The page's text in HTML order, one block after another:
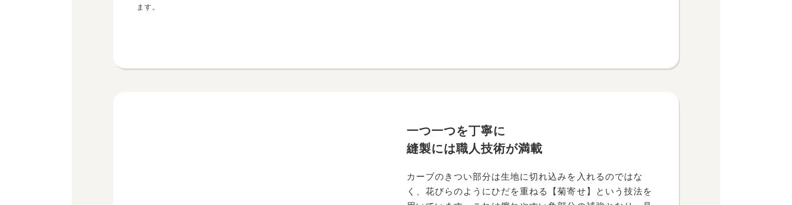
ます。
一つ一つを丁寧に
縫製には職人技術が満載
カーブのきつい部分は生地に切れ込みを入れるのではな
く、花びらのようにひだを重ねる【菊寄せ】という技法を